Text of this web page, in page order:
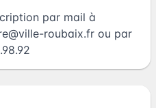
par mail à
roubaix.fr ou par